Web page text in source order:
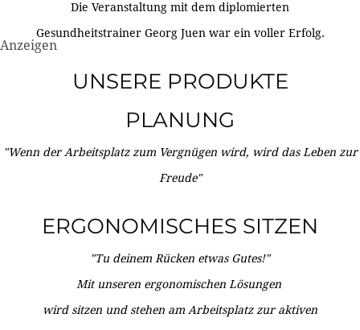
Die Veranstaltung mit dem diplomierten
Gesundheitstrainer Georg Juen war ein voller Erfolg.
Anzeigen
UNSERE PRODUKTE
PLANUNG
"Wenn der Arbeitsplatz zum Vergnügen wird, wird das Leben zur
Freude"
ERGONOMISCHES SITZEN
"Tu deinem Rücken etwas Gutes!"
Mit unseren ergonomischen Lösungen
wird sitzen und stehen am Arbeitsplatz zur aktiven